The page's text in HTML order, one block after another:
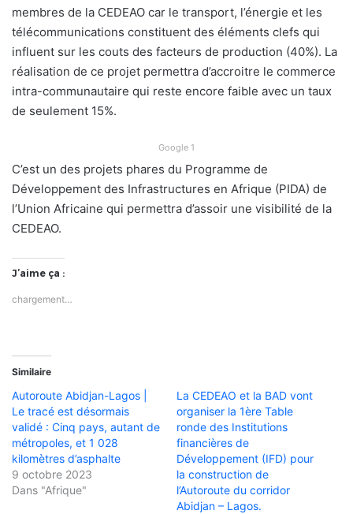
membres de la CEDEAO car le transport, l’énergie et les
télécommunications constituent des éléments clefs qui
influent sur les couts des facteurs de production (40%). La
réalisation de ce projet permettra d’accroitre le commerce
intra-communautaire qui reste encore faible avec un taux
de seulement 15%.
Google 1
C’est un des projets phares du Programme de
Développement des Infrastructures en Afrique (PIDA) de
l’Union Africaine qui permettra d’assoir une visibilité de la
CEDEAO.
J’aime ça :
chargement…
Similaire
Autoroute Abidjan-Lagos |
Le tracé est désormais
validé : Cinq pays, autant de
métropoles, et 1 028
kilomètres d’asphalte
9 octobre 2023
Dans "Afrique"
La CEDEAO et la BAD vont
organiser la 1ère Table
ronde des Institutions
financières de
Développement (IFD) pour
la construction de
l’Autoroute du corridor
Abidjan – Lagos.